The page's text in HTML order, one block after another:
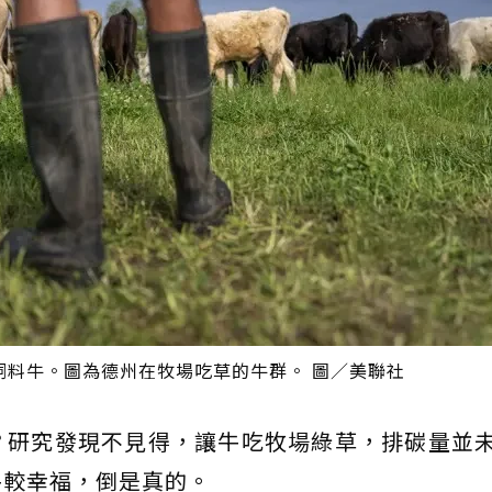
牛。圖為德州在牧場吃草的牛群。 圖／美聯社
研究發現不見得，讓牛吃牧場綠草，排碳量並
幸福，倒是真的。